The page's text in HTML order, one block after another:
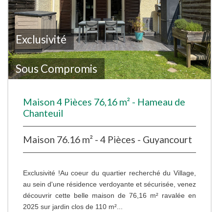
Sous Compromis
Exclusivité
Maison 4 Pièces 76,16 m² - Hameau de
Chanteuil
Maison 76.16 m² - 4 Pièces - Guyancourt
Exclusivité !Au coeur du quartier recherché du Village,
au sein d'une résidence verdoyante et sécurisée, venez
découvrir cette belle maison de 76,16 m² ravalée en
2025 sur jardin clos de 110 m²...